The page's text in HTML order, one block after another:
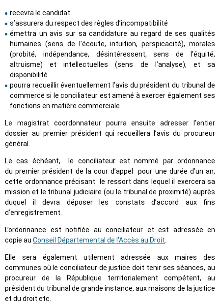
recevra le candidat
s’assurera du respect des règles d’incompatibilité
émettra un avis sur sa candidature au regard de ses qualités
humaines (sens de l’écoute, intuition, perspicacité), morales
(probité, indépendance, désintéressent, sens de l’équité,
altruisme) et intellectuelles (sens de l’analyse), et sa
disponibilité
pourra recueillir éventuellement l’avis du président du tribunal de
commerce si le conciliateur est amené à exercer également ses
fonctions en matière commerciale.
Le magistrat coordonnateur pourra ensuite adresser l'entier
dossier au premier président qui recueillera l’avis du procureur
général.
Le cas échéant, le conciliateur est nommé par ordonnance
du premier président de la cour d’appel pour une durée d’un an,
cette ordonnance précisant le ressort dans lequel il exercera sa
mission et le tribunal judiciaire (ou le tribunal de proximité) auprès
duquel il devra déposer les constats d’accord aux fins
d’enregistrement.
L’ordonnance est notifiée au conciliateur et est adressée en
copie au Conseil Départemental de l'Accès au Droit
Elle sera également utilement adressée aux maires des
communes où le conciliateur de justice doit tenir ses séances, au
procureur de la République territorialement compétent, au
président du tribunal de grande instance, aux maisons de la justice
et du droit etc.